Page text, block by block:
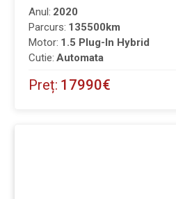
Parcurs: 135500km
Anul: 2020
Motor: 1.5 Plug-In Hybrid
Cutie: Automata
Preț: 17990€